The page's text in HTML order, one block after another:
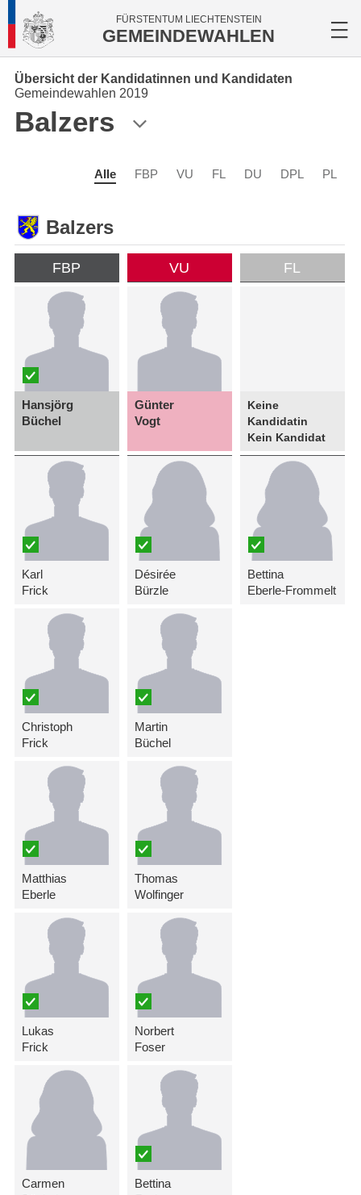
FÜRSTENTUM LIECHTENSTEIN
GEMEINDEWAHLEN
Übersicht der Kandidatinnen und Kandidaten
Gemeindewahlen 2019
Balzers
Alle FBP VU FL DU DPL PL
Balzers
FBP
Hansjörg
Büchel
Karl
Frick
Christoph
Frick
Matthias
Eberle
Lukas
Frick
Carmen
VU
Günter
Vogt
Désirée
Bürzle
Martin
Büchel
Thomas
Wolfinger
Norbert
Foser
Bettina
FL
Keine
Kandidatin
Kein Kandidat
Bettina
Eberle-Frommelt